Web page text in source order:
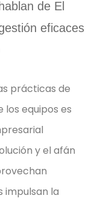
prácticas de
equipos es
y el afán
impulsan la